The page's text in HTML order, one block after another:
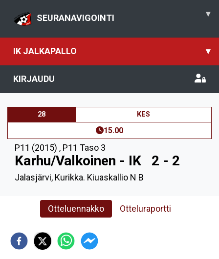
SEURANAVIGOINTI ▾
IK JALKAPALLO ▾
KIRJAUDU
28 KES
15.00
P11 (2015) , P11 Taso 3
Karhu/Valkoinen - IK 2 - 2
Jalasjärvi, Kurikka. Kiuaskallio N B
Otteluennakko Otteluraportti